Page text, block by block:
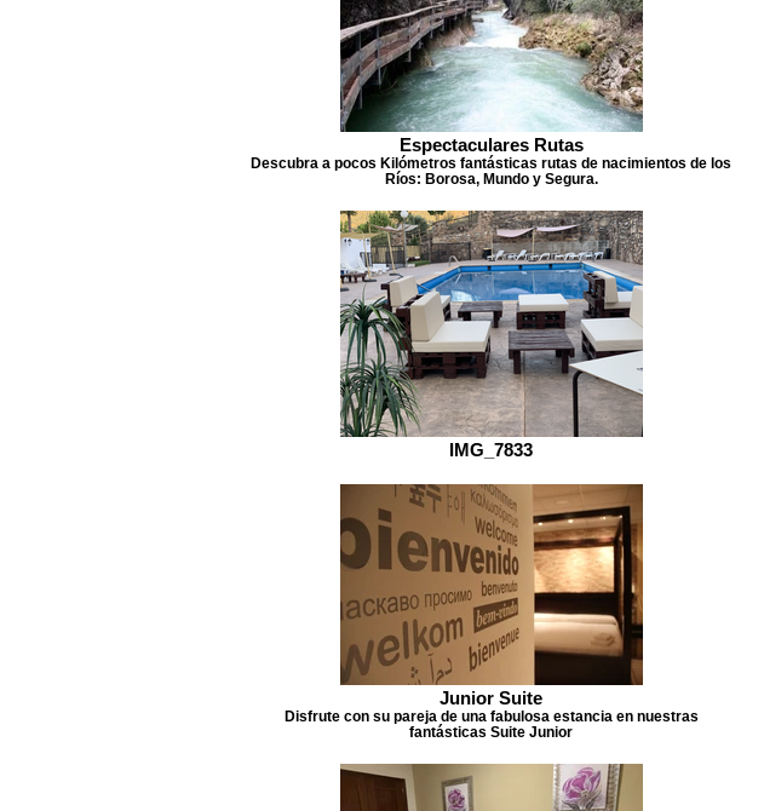
Espectaculares Rutas
Descubra a pocos Kilómetros fantásticas rutas de nacimientos de los
Ríos: Borosa, Mundo y Segura.
IMG_7833
Junior Suite
Disfrute con su pareja de una fabulosa estancia en nuestras
fantásticas Suite Junior